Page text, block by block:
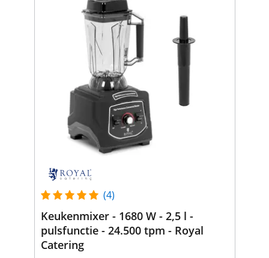
(4)
Keukenmixer - 1680 W - 2,5 l -
pulsfunctie - 24.500 tpm - Royal
Catering